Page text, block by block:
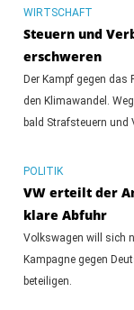
WIRTSCHAFT
Steuern und
erschweren
Der Kampf gegen
den Klimawandel.
bald Strafsteuern und
POLITIK
VW erteilt der
klare Abfuhr
Volkswagen will sich
Kampagne gegen
beteiligen.